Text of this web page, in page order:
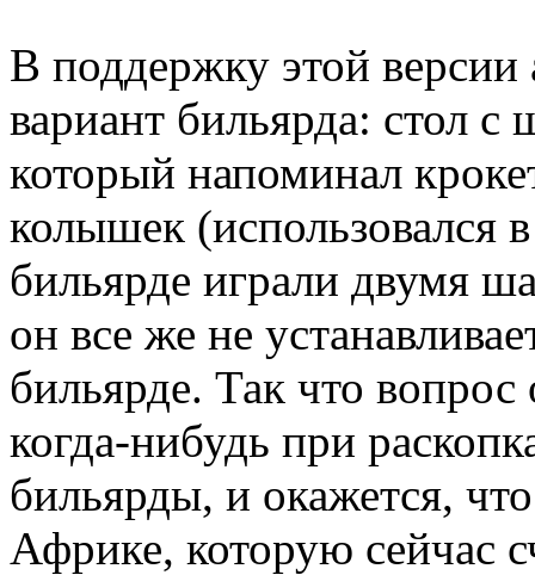
В поддержку этой версии
вариант бильярда: стол
который напоминал
колышек (использовался
бильярде играли двумя
он все же не
бильярде. Так что
когда-нибудь при
бильярды, и окажется,
Африке, которую сейчас